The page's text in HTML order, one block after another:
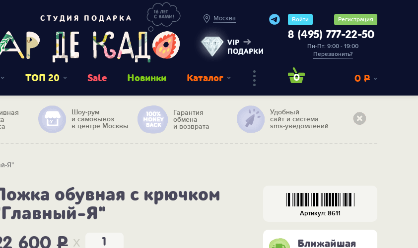
СТУДИЯ ПОДАРКА Москва
VIP
ПОДАРКИ
Войти Регистрация
8 (495) 777-22-50
Пн-Пт: 9:00 - 19:00
Перезвонить?
ТОП 20 Sale Новинки Каталог 0 0 Р
Шоу-рум
и самовывоз
в центре Москвы
Гарантия
обмена
и возврата
Удобный
сайт и система
sms-уведомлений
Я"
обувная с крючком
Я"
600P x
Артикул: 8611
Ближайшая